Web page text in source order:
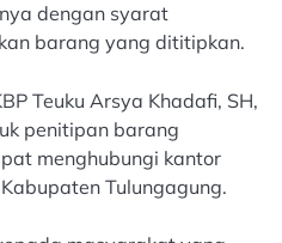
dengan syarat
barang yang dititipkan.
Teuku Arsya Khadafi, SH,
penitipan barang
menghubungi kantor
Tulungagung.